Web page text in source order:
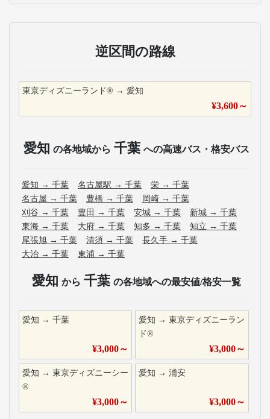
逆区間の路線
東京ディズニーランド® → 愛知
¥3,600～
愛知 の各地域から 千葉 への高速バス・格安バス
愛知 → 千葉 名古屋駅 → 千葉 栄 → 千葉
名古屋 → 千葉 豊橋 → 千葉 岡崎 → 千葉
刈谷 → 千葉 豊田 → 千葉 安城 → 千葉 新城 → 千葉
東海 → 千葉 大府 → 千葉 知多 → 千葉 知立 → 千葉
尾張旭 → 千葉 清須 → 千葉 長久手 → 千葉
大治 → 千葉 東浦 → 千葉
愛知 から 千葉 の各地域への最安値/格安一覧
愛知 → 千葉
¥3,000～
愛知 →東京ディズニーラン
ド®
¥3,000～
愛知 → 東京ディズニーシー
®
¥3,000～
愛知 →浦安
¥3,000～